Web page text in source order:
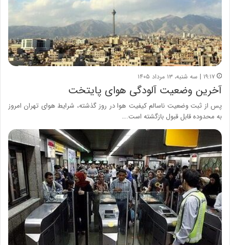
۱۹:۱۷ | سه شنبه، ۱۳ مرداد ۱۴۰۵
آخرین وضعیت آلودگی هوای پایتخت
پس از ثبت وضعیت ناسالم کیفیت هوا در روز گذشته، شرایط هوای تهران امروز
به محدوده قابل قبول بازگشته است.…